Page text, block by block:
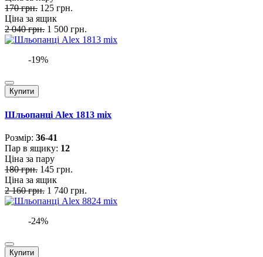
170 грн. 125 грн.
Ціна за ящик
2 040 грн. 1 500 грн.
-19%
Купити
Шльопанці Alex 1813 mix
Розмiр: 36-41
Пар в ящику: 12
Ціна за пару
180 грн. 145 грн.
Ціна за ящик
2 160 грн. 1 740 грн.
-24%
Купити